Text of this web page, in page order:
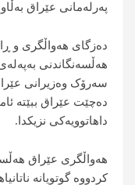
پەرلەمانی عێراق
دەزگای هەواڵگری و
هەڵسەنگاندنی
سەرۆک وەزیرانی
دەچێت عێراق ببێتە
داهاتوویەکی نزیکدا.
هەواڵگری عێراق
کردووە گوتویانە